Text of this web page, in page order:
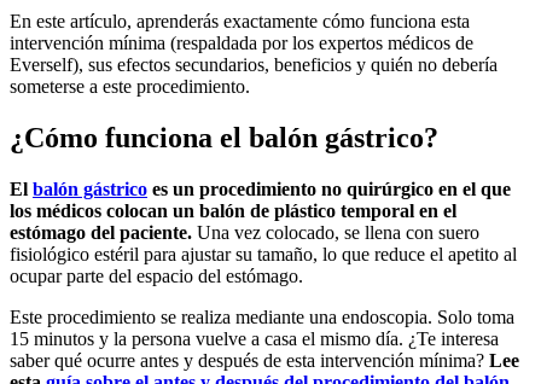
En este artículo, aprenderás exactamente cómo funciona esta
intervención mínima (respaldada por los expertos médicos de
Everself), sus efectos secundarios, beneficios y quién no debería
someterse a este procedimiento.
¿Cómo funciona el balón gástrico?
El balón gástrico es un procedimiento no quirúrgico en el que
los médicos colocan un balón de plástico temporal en el
estómago del paciente. Una vez colocado, se llena con suero
fisiológico estéril para ajustar su tamaño, lo que reduce el apetito al
ocupar parte del espacio del estómago.
Este procedimiento se realiza mediante una endoscopia. Solo toma
15 minutos y la persona vuelve a casa el mismo día. ¿Te interesa
saber qué ocurre antes y después de esta intervención mínima? Lee